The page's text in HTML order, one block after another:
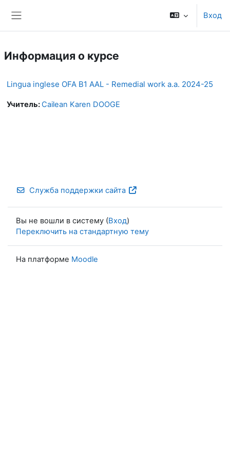
Вход
Информация о курсе
Lingua inglese OFA B1 AAL - Remedial work a.a. 2024-25
Учитель:Cailean Karen DOOGE
Служба поддержки сайта
Вы не вошли в систему (Вход)
Переключить на стандартную тему
На платформе Moodle